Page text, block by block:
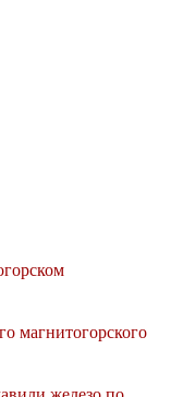
магнитогорского